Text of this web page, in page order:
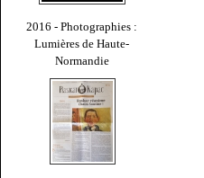
2016 - Photographies :
Lumières de Haute-
Normandie